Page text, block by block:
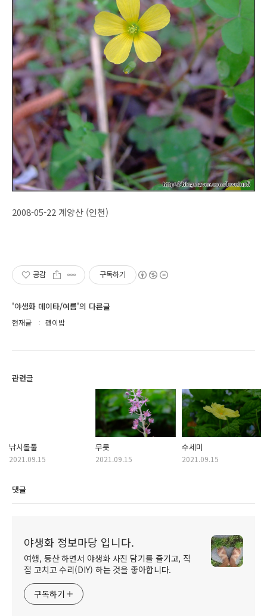
2008-05-22 계양산 (인천)
공감 구독하기
'야생화 데이타/여름'의 다른글
현재글 괭이밥
관련글
낚시돌풀
2021.09.15
무릇
2021.09.15
수세미
2021.09.15
댓글
야생화 정보마당 입니다.
여행, 등산 하면서 야생화 사진 담기를 즐기고, 직
접 고치고 수리(DIY) 하는 것을 좋아합니다.
구독하기